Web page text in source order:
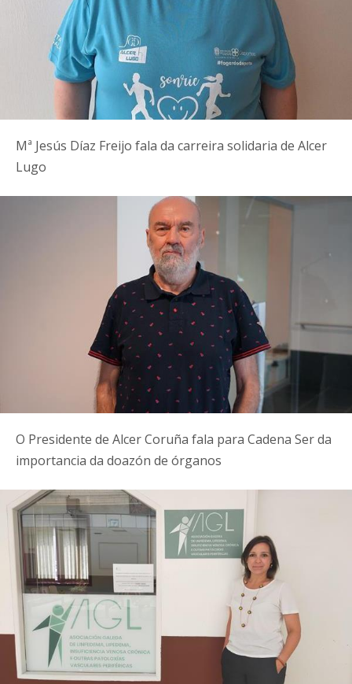
Mª Jesús Díaz Freijo fala da carreira solidaria de Alcer
Lugo
O Presidente de Alcer Coruña fala para Cadena Ser da
importancia da doazón de órganos